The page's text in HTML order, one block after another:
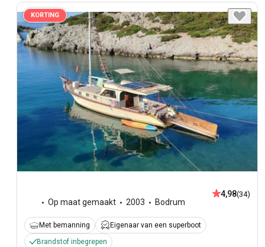
KORTING
Op maat gemaakt 2003 Bodrum
4,98(34)
Met bemanning
Eigenaar van een superboot
Brandstof inbegrepen